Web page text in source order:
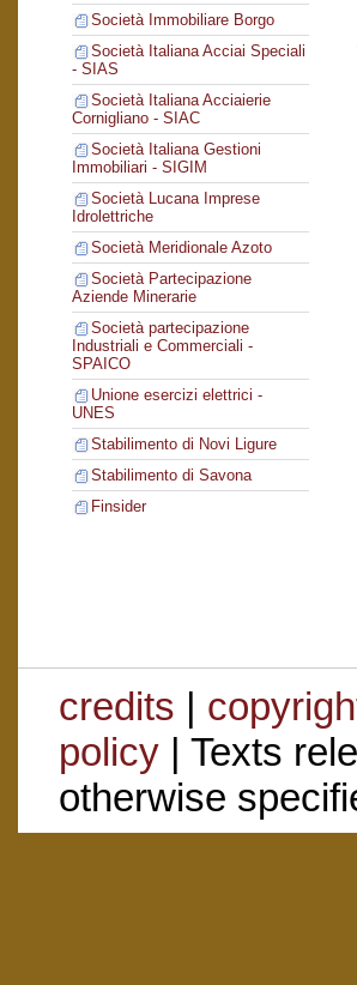
Società Immobiliare Borgo
Società Italiana Acciai Speciali
- SIAS
Società Italiana Acciaierie
Cornigliano - SIAC
Società Italiana Gestioni
Immobiliari - SIGIM
Società Lucana Imprese
Idrolettriche
Società Meridionale Azoto
Società Partecipazione
Aziende Minerarie
Società partecipazione
Industriali e Commerciali -
SPAICO
Unione esercizi elettrici -
UNES
Stabilimento di Novi Ligure
Stabilimento di Savona
Finsider
credits |
policy| Texts
otherwise